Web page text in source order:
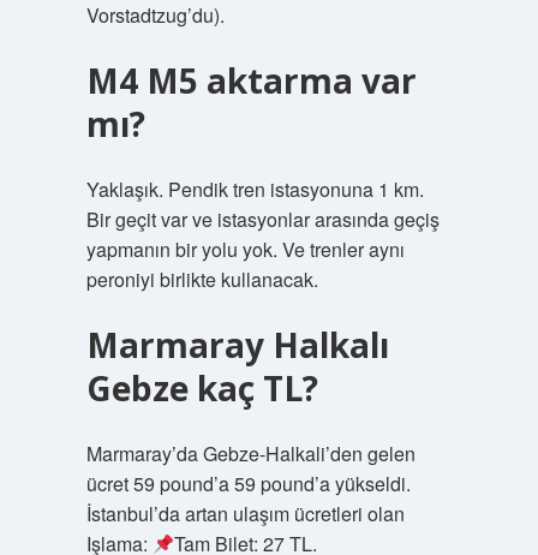
Vorstadtzug’du).
M4 M5 aktarma var
mı?
Yaklaşık. Pendik tren istasyonuna 1 km.
Bir geçit var ve istasyonlar arasında geçiş
yapmanın bir yolu yok. Ve trenler aynı
peroniyi birlikte kullanacak.
Marmaray Halkalı
Gebze kaç TL?
Marmaray’da Gebze-Halkali’den gelen
ücret 59 pound’a 59 pound’a yükseldi.
İstanbul’da artan ulaşım ücretleri olan
Işlama:
Tam Bilet: 27 TL.